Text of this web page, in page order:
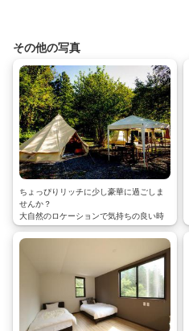
その他の写真
ちょっぴりリッチに少し豪華に過ごしま
せんか？
大自然のロケーションで気持ちの良い時
間を満喫できるキャンプ場Tipi
爽やかな風と鳥の鳴き声と注ぎ込む太陽